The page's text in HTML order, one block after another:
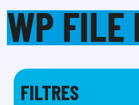
WP FILE
FILTRES